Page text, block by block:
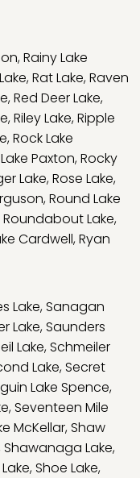
,Rainy Lake
,Rat Lake,Raven
,Red Deer Lake,
,Riley Lake,Ripple
,Rock Lake
Paxton,Rocky
Lake,Rose Lake,
,Round Lake
Roundabout Lake,
Cardwell,Ryan
Lake,Sanagan
Lake,Saunders
Lake,Schmeiler
Lake,Secret
Lake Spence,
,Seventeen Mile
McKellar,Shaw
Shawanaga Lake,
,Shoe Lake,